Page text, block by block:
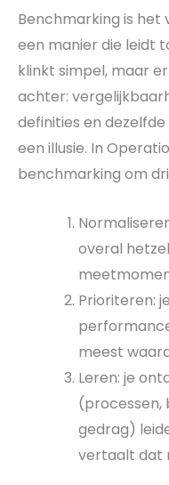
Benchmarking is het
een manier die leidt
klinkt simpel, maar
achter:
definities en
een illusie. In
benchmarking om
overal
Prioriteren:
meest
Leren: je
(processen,
gedrag)
vertaalt dat